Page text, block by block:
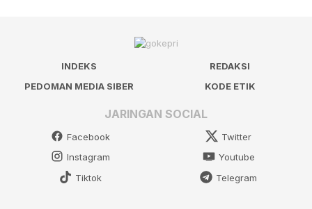
INDEKS
REDAKSI
PEDOMAN MEDIA SIBER
KODE ETIK
JARINGAN SOCIAL
Facebook
Twitter
Instagram
Youtube
Tiktok
Telegram